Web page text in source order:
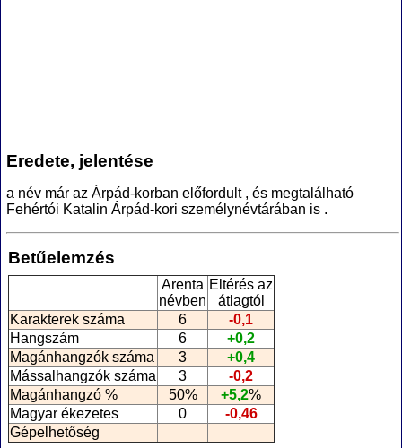
Eredete, jelentése
a név már az Árpád-korban előfordult , és megtalálható
Fehértói Katalin Árpád-kori személynévtárában is .
Betűelemzés
Arenta
névben
Eltérés az
átlagtól
Karakterek száma
6
-0,1
Hangszám
6
+0,2
Magánhangzók száma
3
+0,4
Mássalhangzók száma
3
-0,2
Magánhangzó %
50% +5,2%
Magyar ékezetes
0
-0,46
Gépelhetőség